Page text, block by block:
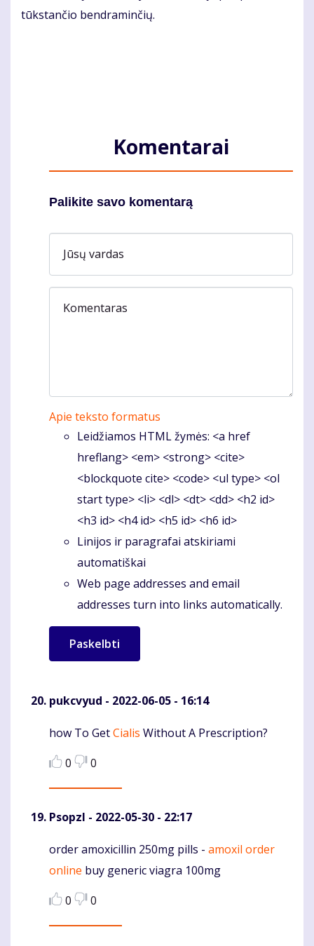
tūks­tan­čio ben­dra­min­čių.
Komentarai
Palikite savo komentarą
Jūsų vardas
Komentaras
Apie teksto formatus
Leidžiamos HTML žymės: <a href
hreflang> <em> <strong> <cite>
<blockquote cite> <code> <ul type> <ol
start type> <li> <dl> <dt> <dd> <h2 id>
<h3 id> <h4 id> <h5 id> <h6 id>
Linijos ir paragrafai atskiriami
automatiškai
Web page addresses and email
addresses turn into links automatically.
pukcvyud - 2022-06-05 - 16:14
Komentaras
how To GetCialis Without A Prescription?
0
0
Psopzl - 2022-05-30 - 22:17
Komentaras
order amoxicillin 250mg pills - amoxil order
online buy generic viagra 100mg
0
0